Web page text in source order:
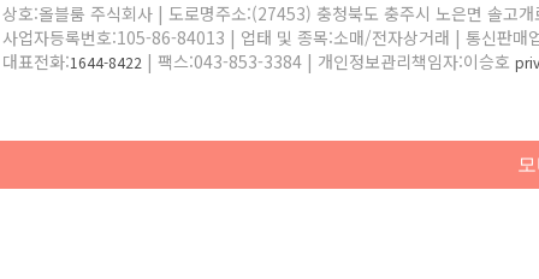
상호:올블룸 주식회사 | 도로명주소:(27453) 충청북도 충주시 노은면 솔고
사업자등록번호:105-86-84013 | 업태 및 종목:소매/전자상거래 | 통신판매
대표전화:1644-8422 | 팩스:043-853-3384 | 개인정보관리책임자:이승호